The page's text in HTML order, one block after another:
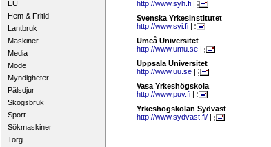
EU
Hem & Fritid
Lantbruk
Maskiner
Media
Mode
Myndigheter
Pälsdjur
Skogsbruk
Sport
Sökmaskiner
Torg
http://www.syh.fi |
Svenska Yrkesinstitutet
http://www.syi.fi |
Umeå Universitet
http://www.umu.se |
Uppsala Universitet
http://www.uu.se |
Vasa Yrkeshögskola
http://www.puv.fi |
Yrkeshögskolan Sydväst
http://www.sydvast.fi/ |